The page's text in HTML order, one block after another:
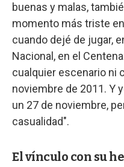
buenas y malas,
momento más triste
cuando dejé de jugar,
Nacional, en el
cualquier escenario ni
noviembre de 2011. Y
un 27 de noviembre,
casualidad".
El vínculo con su